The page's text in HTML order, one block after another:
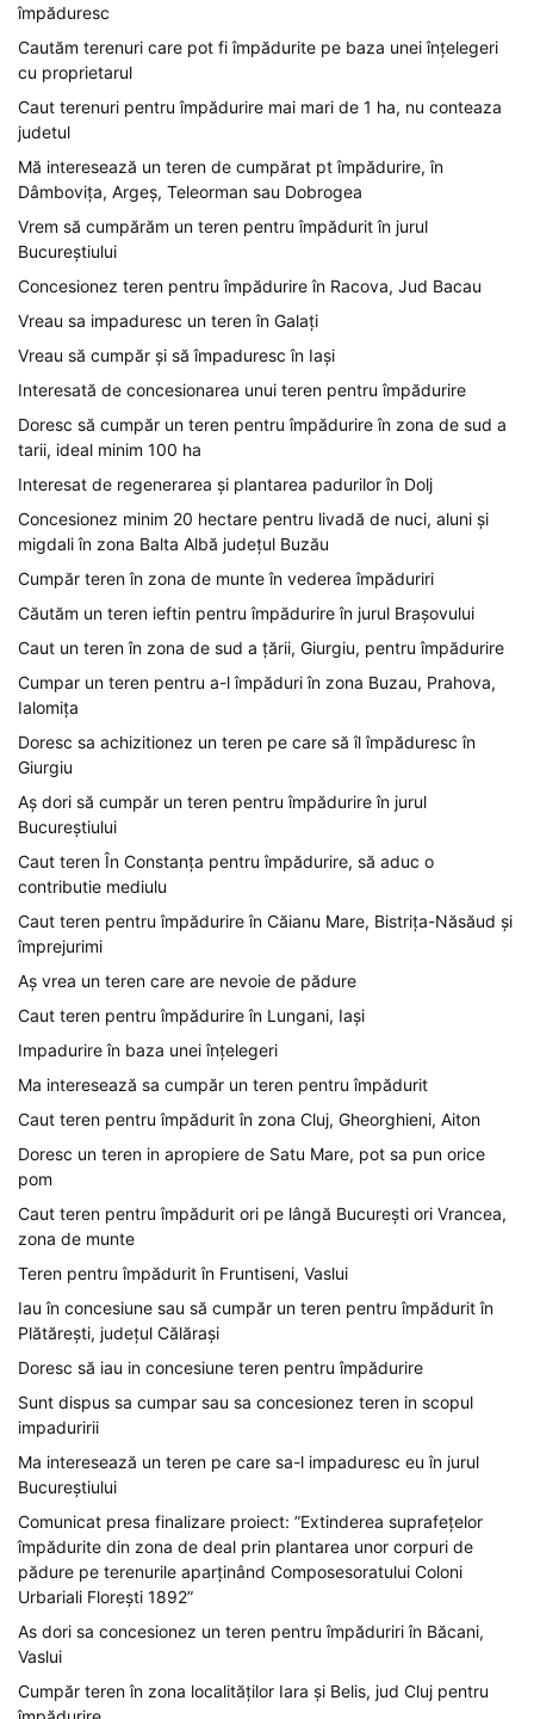
împăduresc
Cautăm terenuri care pot fi împădurite pe baza unei înțelegeri
cu proprietarul
Caut terenuri pentru împădurire mai mari de 1 ha, nu conteaza
judetul
Mă interesează un teren de cumpărat pt împădurire, în
Dâmbovița, Argeș, Teleorman sau Dobrogea
Vrem să cumpărăm un teren pentru împădurit în jurul
Bucureștiului
Concesionez teren pentru împădurire în Racova, Jud Bacau
Vreau sa impaduresc un teren în Galați
Vreau să cumpăr și să împaduresc în Iași
Interesată de concesionarea unui teren pentru împădurire
Doresc să cumpăr un teren pentru împădurire în zona de sud a
tarii, ideal minim 100 ha
Interesat de regenerarea și plantarea padurilor în Dolj
Concesionez minim 20 hectare pentru livadă de nuci, aluni și
migdali în zona Balta Albă județul Buzău
Cumpăr teren în zona de munte în vederea împăduriri
Căutăm un teren ieftin pentru împădurire în jurul Brașovului
Caut un teren în zona de sud a țării, Giurgiu, pentru împădurire
Cumpar un teren pentru a-l împăduri în zona Buzau, Prahova,
Ialomița
Doresc sa achizitionez un teren pe care să îl împăduresc în
Giurgiu
Aș dori să cumpăr un teren pentru împădurire în jurul
Bucureștiului
Caut teren În Constanța pentru împădurire, să aduc o
contributie mediulu
Caut teren pentru împădurire în Căianu Mare, Bistrița-Năsăud și
împrejurimi
Aș vrea un teren care are nevoie de pădure
Caut teren pentru împădurire în Lungani, Iași
Impadurire în baza unei înțelegeri
Ma interesează sa cumpăr un teren pentru împădurit
Caut teren pentru împădurit în zona Cluj, Gheorghieni, Aiton
Doresc un teren in apropiere de Satu Mare, pot sa pun orice
pom
Caut teren pentru împădurit ori pe lângă București ori Vrancea,
zona de munte
Teren pentru împădurit în Fruntiseni, Vaslui
Iau în concesiune sau să cumpăr un teren pentru împădurit în
Plătărești, județul Călărași
Doresc să iau in concesiune teren pentru împădurire
Sunt dispus sa cumpar sau sa concesionez teren in scopul
impaduririi
Ma interesează un teren pe care sa-l impaduresc eu în jurul
Bucureștiului
Comunicat presa finalizare proiect: ”Extinderea suprafețelor
împădurite din zona de deal prin plantarea unor corpuri de
pădure pe terenurile aparținând Composesoratului Coloni
Urbariali Florești 1892”
As dori sa concesionez un teren pentru împăduriri în Băcani,
Vaslui
Cumpăr teren în zona localităților Iara și Belis, jud Cluj pentru